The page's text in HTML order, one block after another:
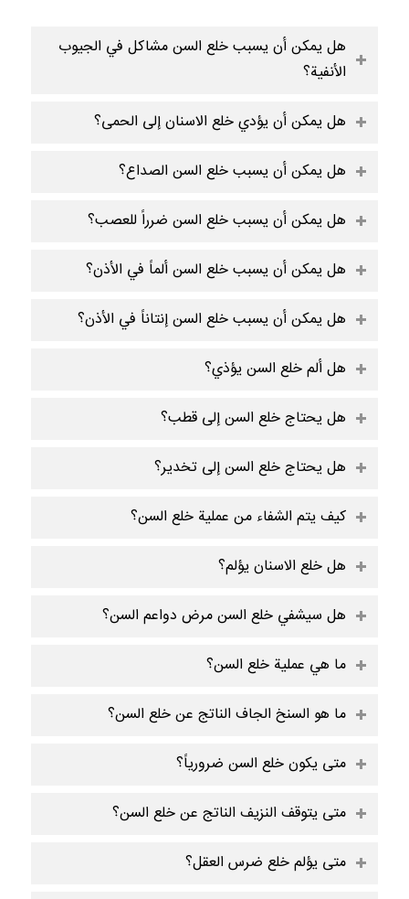
هل يمكن أن يسبب خلع السن مشاكل في الجيوب
الأنفية؟
هل يمكن أن يؤدي خلع الاسنان إلى الحمى؟
هل يمكن أن يسبب خلع السن الصداع؟
هل يمكن أن يسبب خلع السن ضرراً للعصب؟
هل يمكن أن يسبب خلع السن ألماً في الأذن؟
هل يمكن أن يسبب خلع السن إنتاناً في الأذن؟
هل ألم خلع السن يؤذي؟
هل يحتاج خلع السن إلى قطب؟
هل يحتاج خلع السن إلى تخدير؟
كيف يتم الشفاء من عملية خلع السن؟
هل خلع الاسنان يؤلم؟
هل سيشفي خلع السن مرض دواعم السن؟
ما هي عملية خلع السن؟
ما هو السنخ الجاف الناتج عن خلع السن؟
متى يكون خلع السن ضرورياً؟
متى يتوقف النزيف الناتج عن خلع السن؟
متى يؤلم خلع ضرس العقل؟